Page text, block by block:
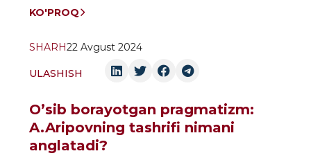
KO'PROQ
SHARH22 Avgust 2024
ULASHISH
O’sib borayotgan pragmatizm:
A.Aripovning tashrifi nimani
anglatadi?